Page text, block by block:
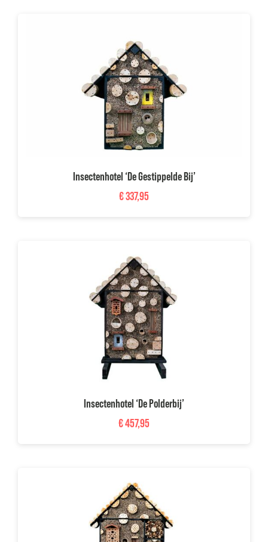
Insectenhotel ‘De Gestippelde Bij’
€337,95
Insectenhotel ‘De Polderbij’
€457,95